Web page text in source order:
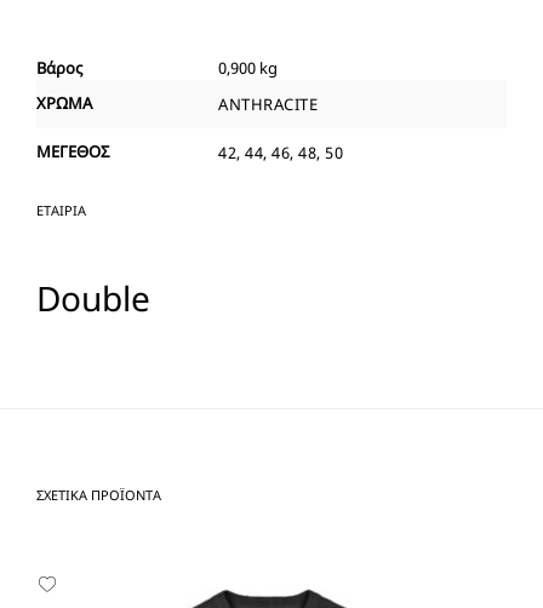
Βάρος
0,900 kg
ΧΡΩΜΑ
ANTHRACITE
ΜΕΓΕΘΟΣ 42, 44, 46, 48, 50
ΕΤΑΙΡΊΑ
Double
ΣΧΕΤΙΚΆ ΠΡΟΪΌΝΤΑ